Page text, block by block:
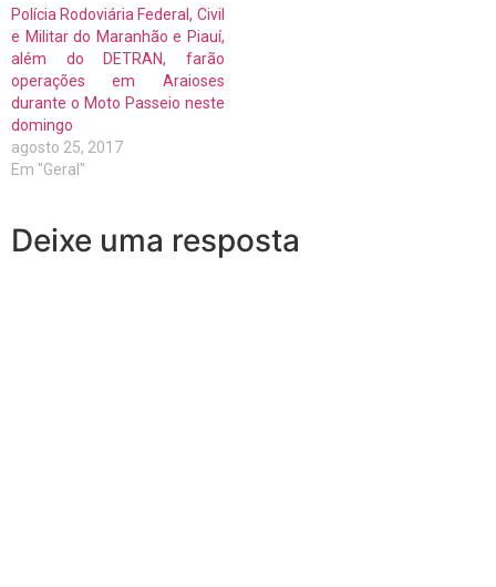
Polícia Rodoviária Federal, Civil
e Militar do Maranhão e Piauí,
além do DETRAN, farão
operações em Araioses
durante o Moto Passeio neste
domingo
agosto 25, 2017
Em "Geral"
Deixe uma resposta